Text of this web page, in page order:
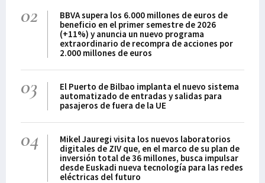
02
BBVA supera los 6.000 millones de euros de
beneficio en el primer semestre de 2026
(+11%) y anuncia un nuevo programa
extraordinario de recompra de acciones por
2.000 millones de euros
03
El Puerto de Bilbao implanta el nuevo sistema
automatizado de entradas y salidas para
pasajeros de fuera de la UE
04
Mikel Jauregi visita los nuevos laboratorios
digitales de ZIV que, en el marco de su plan de
inversión total de 36 millones, busca impulsar
desde Euskadi nueva tecnología para las redes
eléctricas del futuro